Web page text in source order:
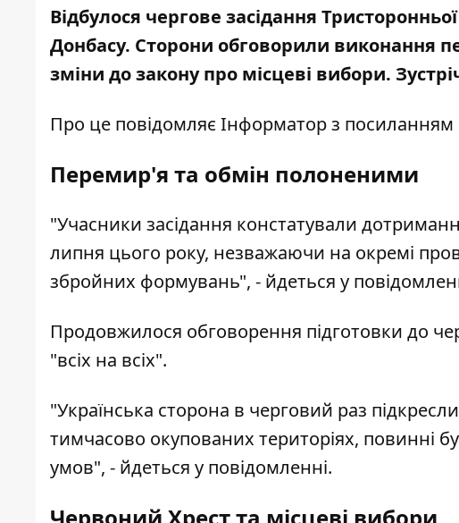
Відбулося чергове засідання
Донбасу. Сторони обговорили виконання
зміни до закону про місцеві вибори.
Про це повідомляє Інформаторз посиланням
Перемир'я та обмін полоненими
"Учасники засідання констатували
липня цього року, незважаючи на окремі
збройних формувань", - йдеться у
Продовжилося обговорення підготовки до
"всіх на всіх".
"Українська сторона в черговий раз
тимчасово окупованих територіях, повинні
умов", - йдеться у повідомленні.